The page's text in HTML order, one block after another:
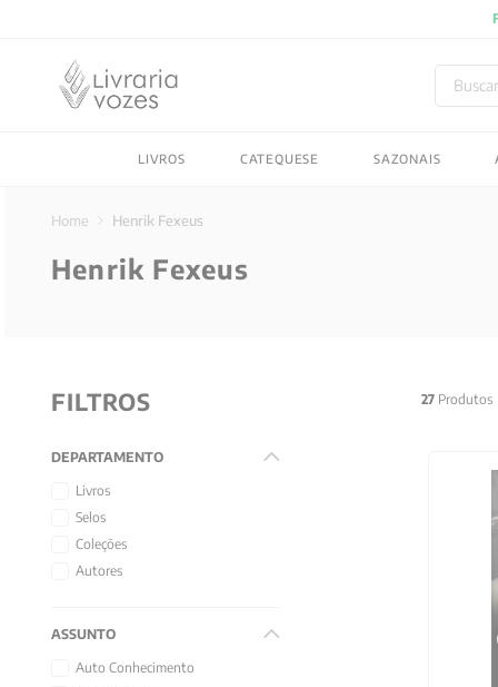
Buscar
LIVROS CATEQUESE SAZONAIS
Henrik Fexeus
Henrik Fexeus
FILTROS
DEPARTAMENTO
Livros
Selos
Coleções
Autores
ASSUNTO
Auto Conhecimento
27 Produtos
2027